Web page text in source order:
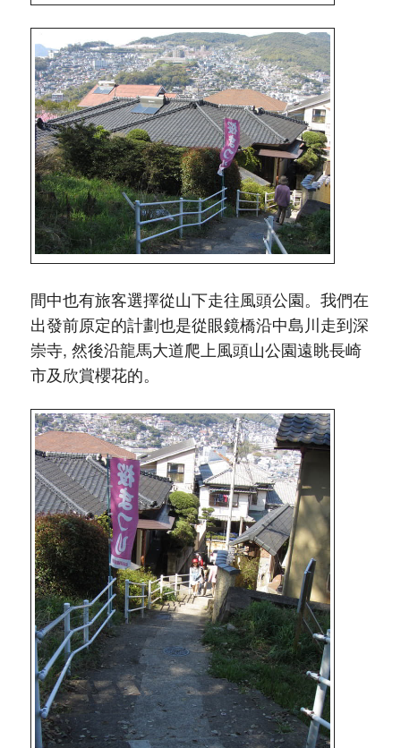
間中也有旅客選擇從山下走往風頭公園。我們在
出發前原定的計劃也是從眼鏡橋沿中島川走到深
崇寺, 然後沿龍馬大道爬上風頭山公園遠眺長崎
市及欣賞櫻花的。